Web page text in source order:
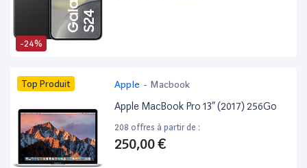
-24%
Top Produit Apple - Macbook
Apple MacBook Pro 13” (2017) 256Go
208 offres à partir de :
250,00 €